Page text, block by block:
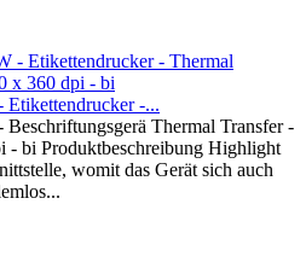
Etikettendrucker -...
Thermal Transfer -
- bi Produktbeschreibung Highlight
womit das Gerät sich auch